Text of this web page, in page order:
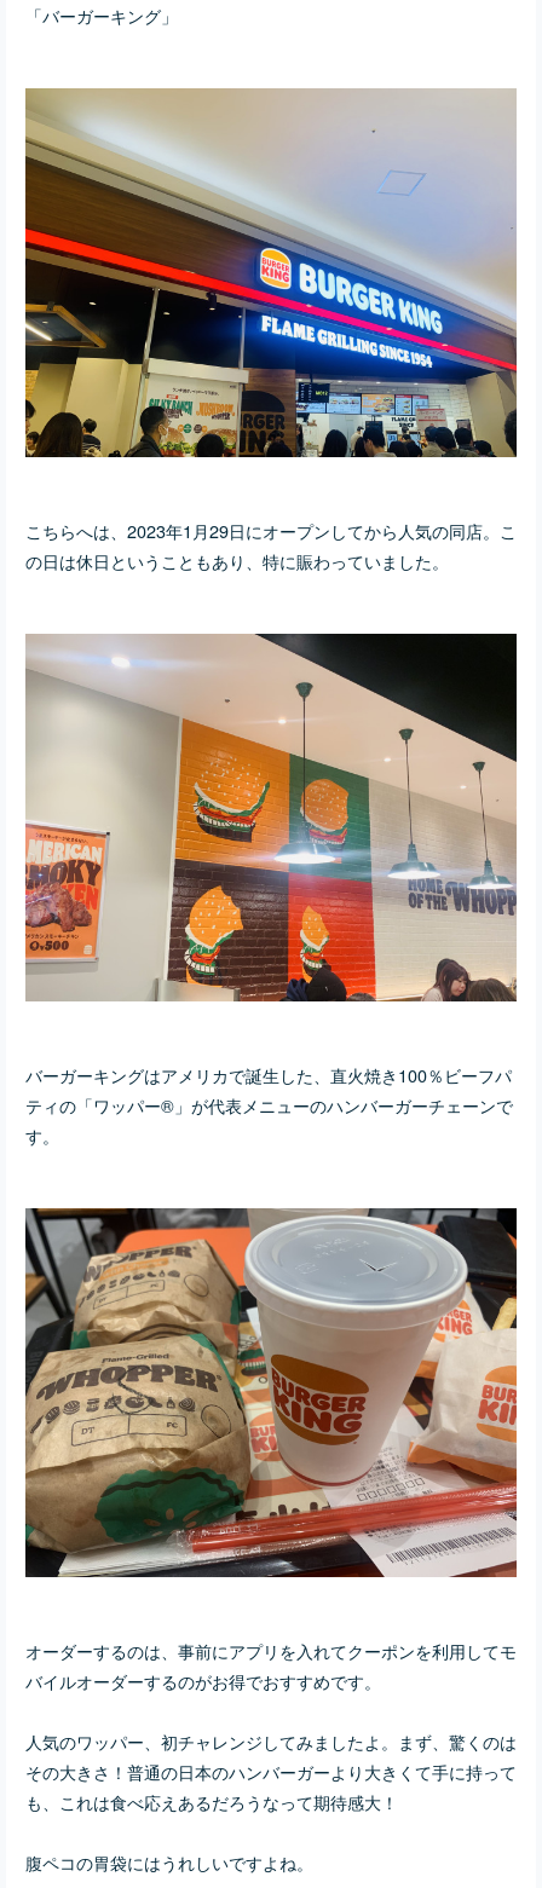
「バーガーキング」
こちらへは、2023年1月29日にオープンしてから人気の同店。こ
の日は休日ということもあり、特に賑わっていました。
バーガーキングはアメリカで誕生した、直火焼き100％ビーフパ
ティの「ワッパー®」が代表メニューのハンバーガーチェーンで
す。
オーダーするのは、事前にアプリを入れてクーポンを利用してモ
バイルオーダーするのがお得でおすすめです。
人気のワッパー、初チャレンジしてみましたよ。まず、驚くのは
その大きさ！普通の日本のハンバーガーより大きくて手に持って
も、これは食べ応えあるだろうなって期待感大！
腹ペコの胃袋にはうれしいですよね。